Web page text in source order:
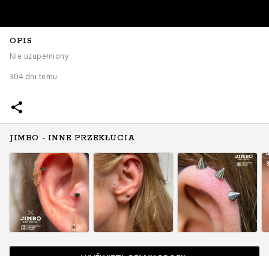
OPIS
Nie uzupełniony
304 dni temu
JIMBO - INNE PRZEKŁUCIA